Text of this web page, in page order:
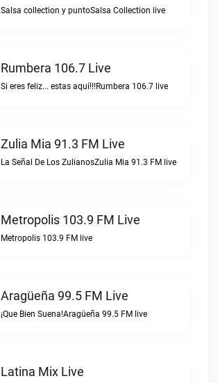
Salsa collection y puntoSalsa Collection live
Rumbera 106.7 Live
Si eres feliz... estas aquí!!!Rumbera 106.7 live
Zulia Mia 91.3 FM Live
La Señal De Los ZulianosZulia Mia 91.3 FM live
Metropolis 103.9 FM Live
Metropolis 103.9 FM live
Aragüeña 99.5 FM Live
¡Que Bien Suena!Aragüeña 99.5 FM live
Latina Mix Live